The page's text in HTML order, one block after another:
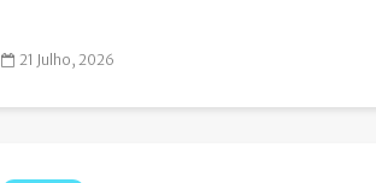
21 Julho, 2026